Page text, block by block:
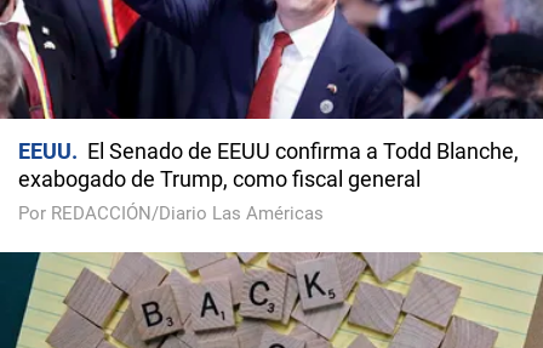
EEUU
El Senado de EEUU confirma a Todd Blanche,
exabogado de Trump, como fiscal general
Por REDACCIÓN/Diario Las Américas